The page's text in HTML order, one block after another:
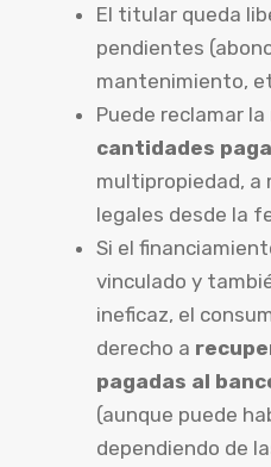
El titular queda
pendientes
mantenimiento,
Puede reclamar la
cantidades
multipropiedad, a
legales desde la
Si el
vinculado y
ineficaz, el
derecho a
pagadas al
(aunque puede
dependiendo de